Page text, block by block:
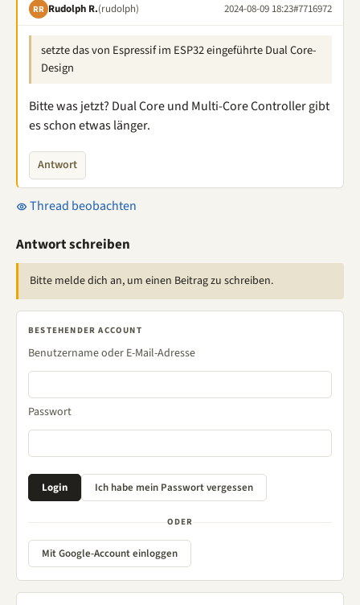
RR Rudolph R.(rudolph) 2024-08-09 18:23#7716972
setzte das von Espressif im ESP32 eingeführte Dual Core-
Design
Bitte was jetzt? Dual Core und Multi-Core Controller gibt
es schon etwas länger.
Antwort
Thread beobachten
Antwort schreiben
Bitte melde dich an, um einen Beitrag zu schreiben.
BESTEHENDER ACCOUNT
Benutzername oder E-Mail-Adresse
Passwort
ODER
Mit Google-Account einloggen